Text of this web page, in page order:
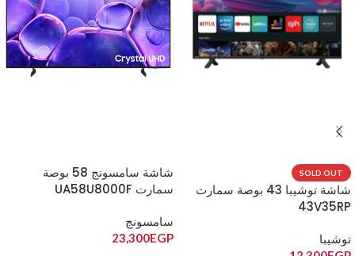
SOLD OUT
شاشة توشيبا 43 بوصة سمارت
43V35RP
توشيبا
شاشة سامسونج 58 بوصة
سمارت UA58U8000F
سامسونج
23,300EGP